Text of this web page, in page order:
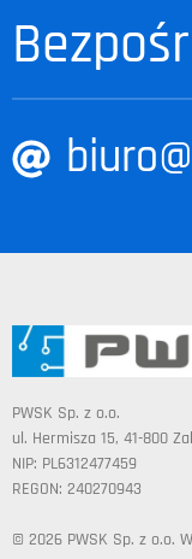
PWSK Sp. z o.o.
ul. Hermisza 15, 41-800
NIP: PL6312477459
REGON: 240270943
© 2026 PWSK Sp. z o.o.